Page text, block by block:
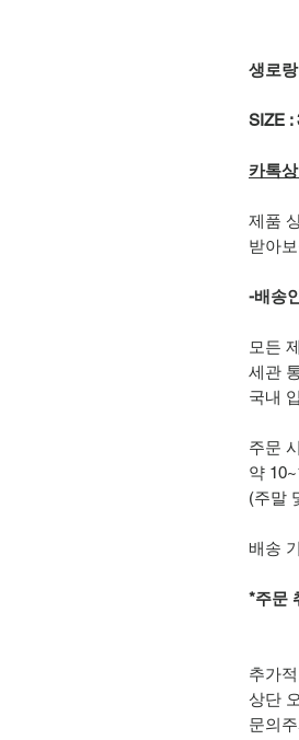
생로
SIZE :
카톡
제품
받아
-배송
모든
세관
국내
주문
약
(주말
배송
*주문
추가
상단
문의